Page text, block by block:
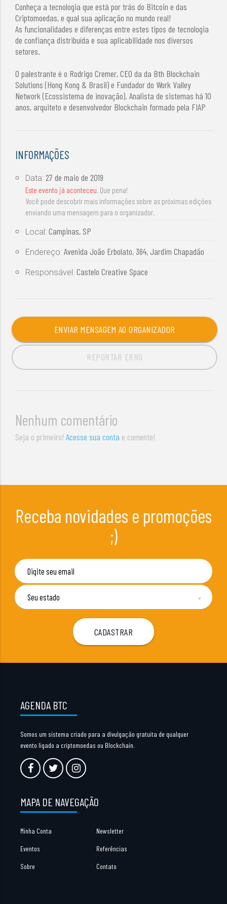
Conheça a tecnologia que está por trás do Bitcoin e das
Criptomoedas, e qual sua aplicação no mundo real!
As funcionalidades e diferenças entre estes tipos de tecnologia
de confiança distribuída e sua aplicabilidade nos diversos
setores.
O palestrante é o Rodrigo Cremer, CEO da da Bth Blockchain
Solutions (Hong Kong & Brasil) e Fundador do Work Valley
Network (Ecossistema de inovação). Analista de sistemas há 10
anos, arquiteto e desenvolvedor Blockchain formado pela FIAP
INFORMAÇÕES
Data:27 de maio de 2019
Este evento já aconteceu. Que pena!
Você pode descobrir mais informações sobre as próximas edições
enviando uma mensagem para o organizador.
Local:Campinas, SP
Endereço:Avenida João Erbolato, 364, Jardim Chapadão
Responsável:Castelo Creative Space
ENVIAR MENSAGEM AO ORGANIZADOR
REPORTAR ERRO
Nenhum comentário
Seja o primeiro!Acesse sua conta e comente!
Receba novidades e promoções
;)
▼
AGENDA BTC
Somos um sistema criado para a divulgação gratuita de qualquer
evento ligado a criptomoedas ou Blockchain.
MAPA DE NAVEGAÇÃO
Minha Conta Newsletter
Eventos Referências
Sobre Contato